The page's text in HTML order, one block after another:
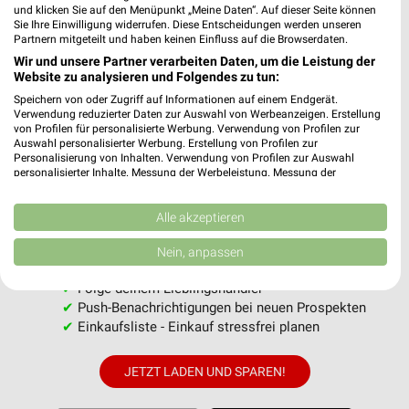
MEHR PROSPEKTE
weekli - Prospekte & Angebote App
Alle NKD Angebote immer griffbereit – mit der kostenlosen
weekli App für iOS & Android.
✔Standortgenaue Angebote
✔Folge deinem Lieblingshändler
✔ Push-Benachrichtigungen bei neuen Prospekten
✔ Einkaufsliste - Einkauf stressfrei planen
JETZT LADEN UND SPAREN!
und klicken Sie auf den Menüpunkt „Meine Daten“. Auf dieser Seite können
Sie Ihre Einwilligung widerrufen. Diese Entscheidungen werden unseren
Partnern mitgeteilt und haben keinen Einfluss auf die Browserdaten.
Wir und unsere Partner verarbeiten Daten, um die Leistung der
Website zu analysieren und Folgendes zu tun:
Speichern von oder Zugriff auf Informationen auf einem Endgerät.
Verwendung reduzierter Daten zur Auswahl von Werbeanzeigen. Erstellung
von Profilen für personalisierte Werbung. Verwendung von Profilen zur
Auswahl personalisierter Werbung. Erstellung von Profilen zur
Personalisierung von Inhalten. Verwendung von Profilen zur Auswahl
personalisierter Inhalte. Messung der Werbeleistung. Messung der
Kombinationen von Daten aus verschiedenen Quellen. Entwicklung und
Verbesserung der Angebote. Verwendung reduzierter Daten zur Auswahl
von Inhalten.
Daten können außerhalb der Europäischen Union weitergegeben und in die
Website/App.
Partnerliste anzeigen (1 IAB-Anbieter)
IAB-Verarbeitungszwecke:
Speichern von oder Zugriff auf Informationen
Alle akzeptieren
Nein, anpassen